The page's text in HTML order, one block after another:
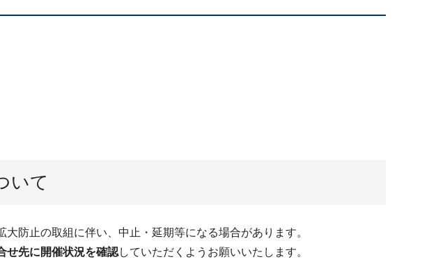
いて
防止の取組に伴い、中止・延期等になる場合があります。
せ先に開催状況を確認していただくようお願いいたします。